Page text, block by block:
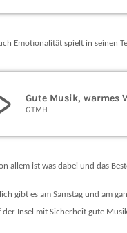
Emotionalität spielt in seinen
Gute Musik, warmes
GTMH
allem ist was dabei und das
gibt es am Samstag und am
Insel mit Sicherheit gute